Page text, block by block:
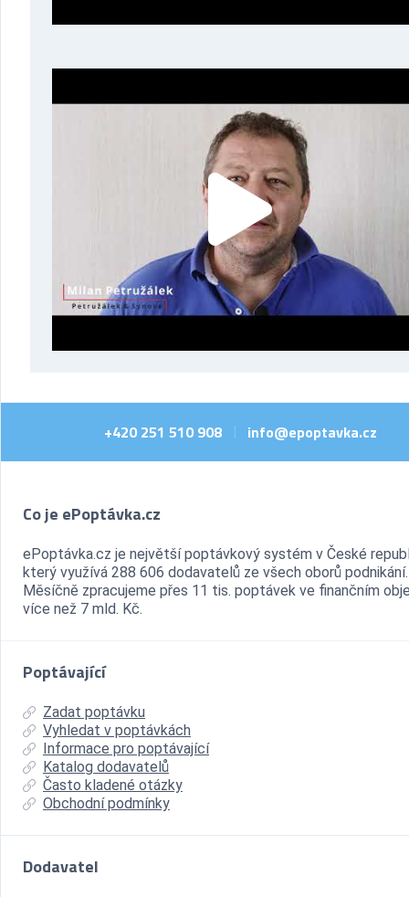
+420 251 510 908 info@epoptavka.cz
Co je ePoptávka.cz
ePoptávka.cz je největší poptávkový systém v České
který využívá 288 606 dodavatelů ze všech oborů podnikání.
Měsíčně zpracujeme přes 11 tis. poptávek ve finančním
více než 7 mld. Kč.
Poptávající
Zadat poptávku
Vyhledat v poptávkách
Informace pro poptávající
Katalog dodavatelů
Často kladené otázky
Obchodní podmínky
Dodavatel